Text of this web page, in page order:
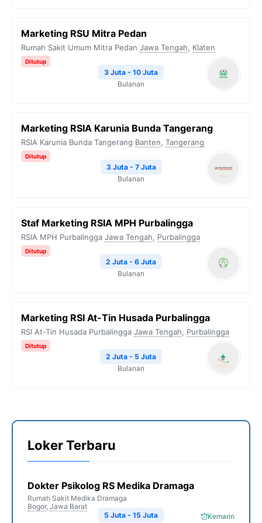
Marketing RSU Mitra Pedan
Rumah Sakit Umum Mitra Pedan Jawa Tengah, Klaten
Ditutup
3 Juta - 10 Juta
Bulanan
Marketing RSIA Karunia Bunda Tangerang
RSIA Karunia Bunda Tangerang Banten, Tangerang
Ditutup
3 Juta - 7 Juta
Bulanan
Staf Marketing RSIA MPH Purbalingga
RSIA MPH Purbalingga Jawa Tengah, Purbalingga
Ditutup
2 Juta - 6 Juta
Bulanan
Marketing RSI At-Tin Husada Purbalingga
RSI At-Tin Husada Purbalingga Jawa Tengah, Purbalingga
Ditutup
2 Juta - 5 Juta
Bulanan
Loker Terbaru
Dokter Psikolog RS Medika Dramaga
Rumah Sakit Medika Dramaga
Bogor, Jawa Barat
Kemarin
5 Juta - 15 Juta